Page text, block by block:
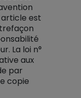
est
La loi n°
aux
par
copie